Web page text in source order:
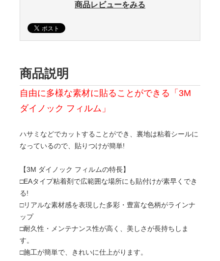
商品レビューをみる
商品説明
自由に多様な素材に貼ることができる「3M
ダイノック フィルム」
ハサミなどでカットすることができ、裏地は粘着シールに
なっているので、貼りつけが簡単!
【3M ダイノック フィルムの特長】
□EAタイプ粘着剤で広範囲な場所にも貼付けが素早くでき
る!
□リアルな素材感を表現した多彩・豊富な色柄がラインナ
ップ
□耐久性・メンテナンス性が高く、美しさが長持ちしま
す。
□施工が簡単で、きれいに仕上がります。